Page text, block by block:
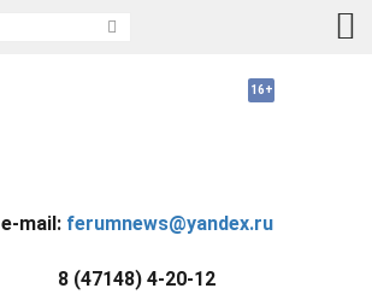
e-mail: ferumnews@yandex.ru
8 (47148) 4-20-12